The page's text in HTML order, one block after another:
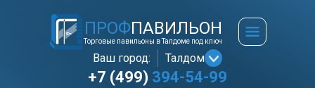
ПРОФПАВИЛЬОН
Торговые павильоны в Талдоме под ключ
Ваш город: Талдом
+7 (499) 394-54-99